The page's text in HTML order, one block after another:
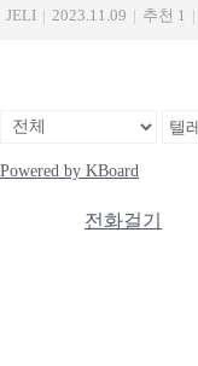
JELI | 2023.11.09 | 추천 1 |
Powered by KBoard
전화걸기